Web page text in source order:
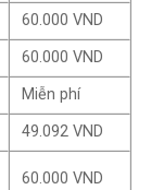
60.000 VND
60.000 VND
Miễn phí
49.092 VND
60.000 VND